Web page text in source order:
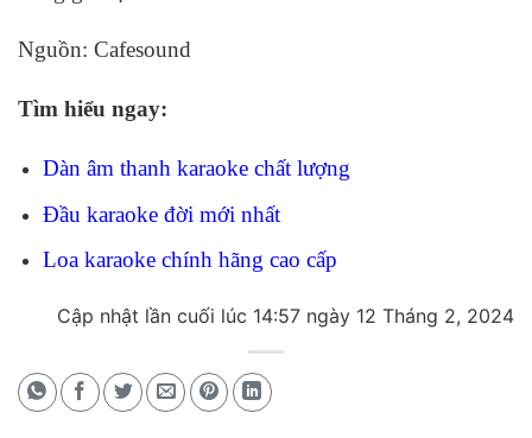
Nguồn: Cafesound
Tìm hiểu ngay:
Dàn âm thanh karaoke chất lượng
Đầu karaoke đời mới nhất
Loa karaoke chính hãng cao cấp
Cập nhật lần cuối lúc 14:57 ngày 12 Tháng 2, 2024